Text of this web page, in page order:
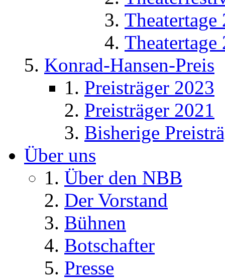
Theatertage
Theatertage
Konrad-Hansen-Preis
Preisträger 2023
Preisträger 2021
Bisherige
Über uns
Über den NBB
Der Vorstand
Bühnen
Botschafter
Presse